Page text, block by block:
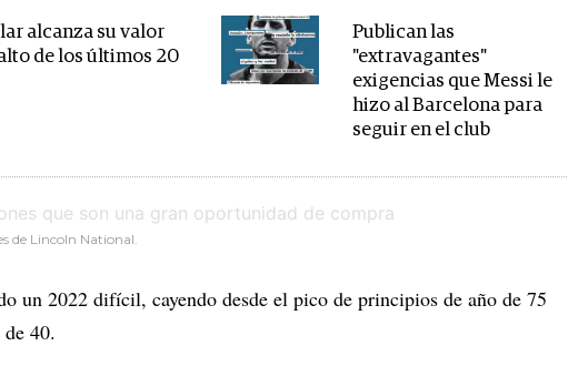
alcanza su valor
de los últimos 20
Publican las
"extravagantes"
exigencias que Messi le
hizo al Barcelona para
seguir en el club
de Lincoln National.
un 2022 difícil, cayendo desde el pico de principios de año de 75
40.